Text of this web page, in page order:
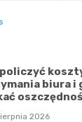
biura i
2026